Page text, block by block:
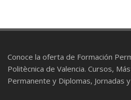
Conoce la oferta de Formación
Politècnica de Valencia. Cursos,
Permanente y Diplomas, Jornadas